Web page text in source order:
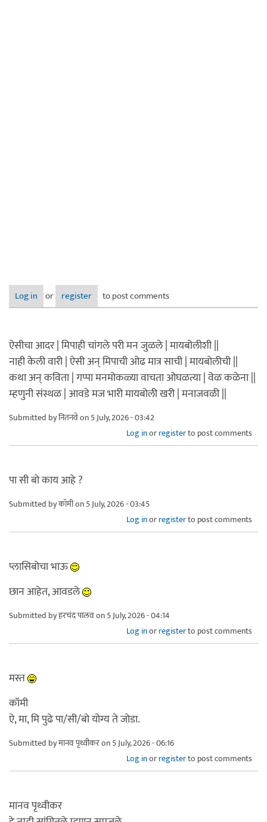
Log in or register to post comments
ऐसीचा आदर | मिपाही चांगले परी मन जुळले | मायबोलीशी ||
नाही केली वारी | ऐसी अन् मिपाची ओढ मात्र साची | मायबोलीची ||
कथा अन् कविता | गप्पा मनमोकळ्या वाचता ओघळत्या | वेळ कळेना ||
म्हणुनी संस्थळ | आवडे मज भारी मायबोली खरी | मनाजवळी ||
Submitted byनितनवेon 5 July, 2026 - 03:42
Log inorregisterto post comments
पा सी बो काय आहे ?
Submitted byकॉमीon 5 July, 2026 - 03:45
Log inorregisterto post comments
प्लासिबोचा भाऊ
छान आहेत, आवडले
Submitted byहरचंद पालवon 5 July, 2026 - 04:14
Log inorregisterto post comments
मस्त
कॉमी
ऐ, मा, मि पुढे पा/सी/बो योग्य ते जोडा.
Submitted byमानव पृथ्वीकरon 5 July, 2026 - 06:16
Log inorregisterto post comments
मानव पृथ्वीकर